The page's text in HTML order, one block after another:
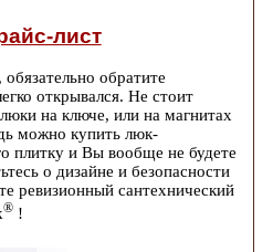
лист
обратите
открывался. Не стоит
на ключе, или на магнитах
можно купить люк-
плитку и Вы вообще не будете
о дизайне и безопасности
ревизионный сантехнический
® !